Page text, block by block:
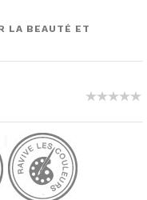
LA BEAUTÉ ET